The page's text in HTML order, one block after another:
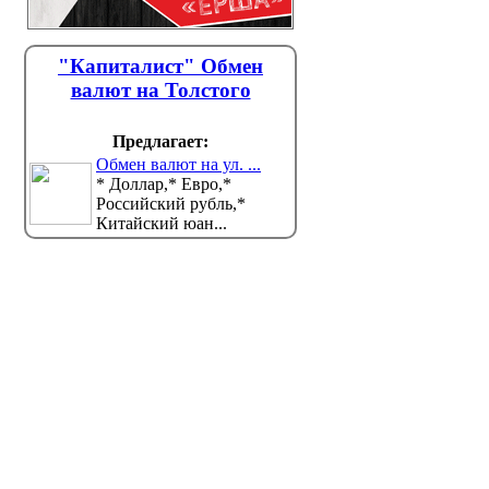
"Капиталист" Обмен
валют на Толстого
Предлагает:
Обмен валют на ул. ...
* Доллар,* Евро,*
Российский рубль,*
Китайский юан...